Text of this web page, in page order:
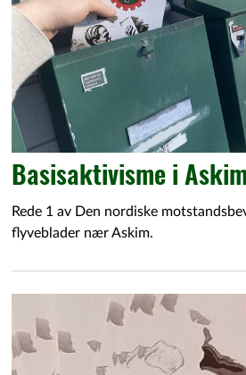
Basisaktivisme i Askim
Rede 1 av Den nordiske
flyveblader nær Askim.